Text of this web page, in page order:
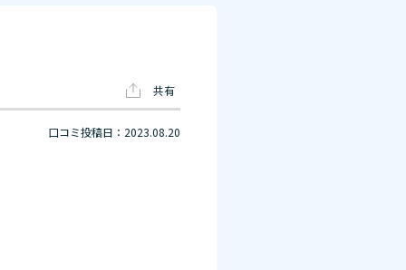
共有
口コミ投稿日：2023.08.20